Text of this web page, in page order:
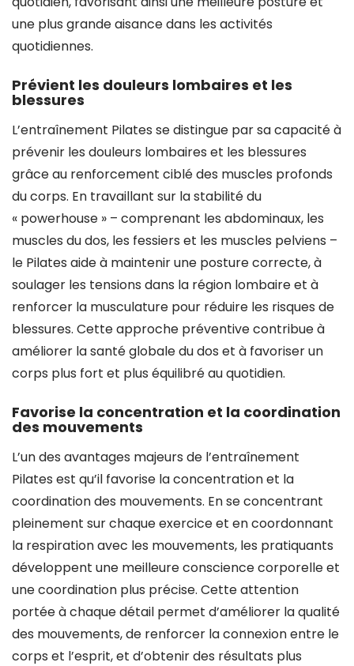
une plus grande aisance dans les activités
quotidiennes.
Prévient les douleurs lombaires et les
blessures
L’entraînement Pilates se distingue par sa capacité à
prévenir les douleurs lombaires et les blessures
grâce au renforcement ciblé des muscles profonds
du corps. En travaillant sur la stabilité du
« powerhouse » – comprenant les abdominaux, les
muscles du dos, les fessiers et les muscles pelviens –
le Pilates aide à maintenir une posture correcte, à
soulager les tensions dans la région lombaire et à
renforcer la musculature pour réduire les risques de
blessures. Cette approche préventive contribue à
améliorer la santé globale du dos et à favoriser un
corps plus fort et plus équilibré au quotidien.
Favorise la concentration et la coordination
des mouvements
L’un des avantages majeurs de l’entraînement
Pilates est qu’il favorise la concentration et la
coordination des mouvements. En se concentrant
pleinement sur chaque exercice et en coordonnant
la respiration avec les mouvements, les pratiquants
développent une meilleure conscience corporelle et
une coordination plus précise. Cette attention
portée à chaque détail permet d’améliorer la qualité
des mouvements, de renforcer la connexion entre le
corps et l’esprit, et d’obtenir des résultats plus